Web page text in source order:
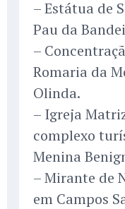
– Estátua de
Pau da
–
Romaria da
Olinda.
– Igreja
complexo
Menina
– Mirante de
em Campos